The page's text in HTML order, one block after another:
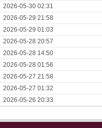
2026-05-30 02:31
2026-05-29 21:58
2026-05-29 01:03
2026-05-28 20:57
2026-05-28 14:50
2026-05-28 01:56
2026-05-27 21:58
2026-05-27 01:32
2026-05-26 20:33